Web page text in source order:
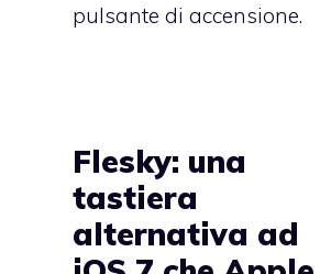
pulsante di accensione.
Flesky: una
tastiera
alternativa ad